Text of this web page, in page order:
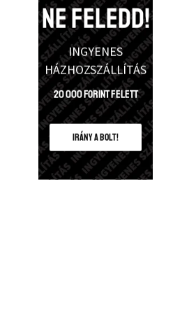
NE FELEDD!
INGYENES
HÁZHOZSZÁLLÍTÁS
20 000 Forint felett
IRÁNY A BOLT!